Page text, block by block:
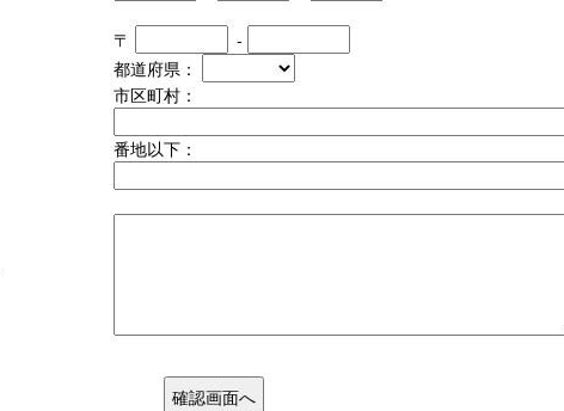
〒
-
都道府県：
市区町村：
番地以下：